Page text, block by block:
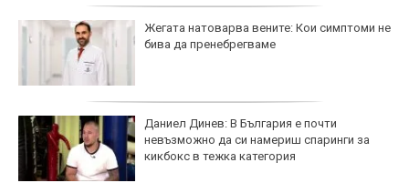
Жегата натоварва вените: Кои симптоми не
бива да пренебрегваме
Даниел Динев: В България е почти
невъзможно да си намериш спаринги за
кикбокс в тежка категория